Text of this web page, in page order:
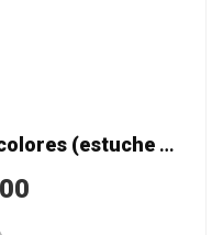
1215 Set de labiales de 5 colores (estuche metálico)